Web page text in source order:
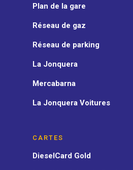
Plan de la gare
Réseau de gaz
Réseau de parking
La Jonquera
Mercabarna
La Jonquera Voitures
CARTES
DieselCard Gold